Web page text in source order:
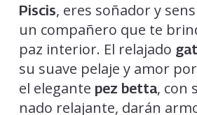
Piscis, eres soñador y
un compañero que te
paz interior. El relajado
su suave pelaje y amor
el elegante pez betta, con
nado relajante, darán